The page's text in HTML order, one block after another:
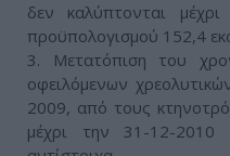
δεν καλύπτονται
προϋπολογισμού 152,4
3. Μετατόπιση του
οφειλόμενων
2009, από τους
μέχρι την 31-12-2010